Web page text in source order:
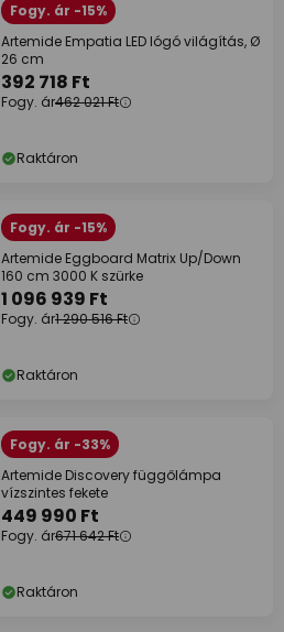
Fogy. ár -15%
Artemide Empatia LED lógó világítás, Ø
26 cm
392 718 Ft
Fogy. ár462 021 Ft
Raktáron
Fogy. ár -15%
Artemide Eggboard Matrix Up/Down
160 cm 3000 K szürke
1 096 939 Ft
Fogy. ár1 290 516 Ft
Raktáron
Fogy. ár -33%
Artemide Discovery függőlámpa
vízszintes fekete
449 990 Ft
Fogy. ár671 642 Ft
Raktáron